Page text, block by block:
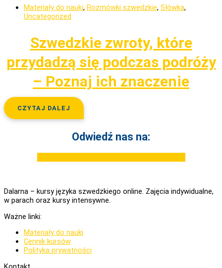
Materiały do nauki, Rozmówki szwedzkie, Słówka,
Uncategorized
Szwedzkie zwroty, które
przydadzą się podczas podróży
– Poznaj ich znaczenie
CZYTAJ DALEJ
Odwiedź nas na:
Dalarna – kursy języka szwedzkiego online. Zajęcia indywidualne,
w parach oraz kursy intensywne.
Ważne linki:
Materiały do nauki
Cennik kursów
Polityka prywatności